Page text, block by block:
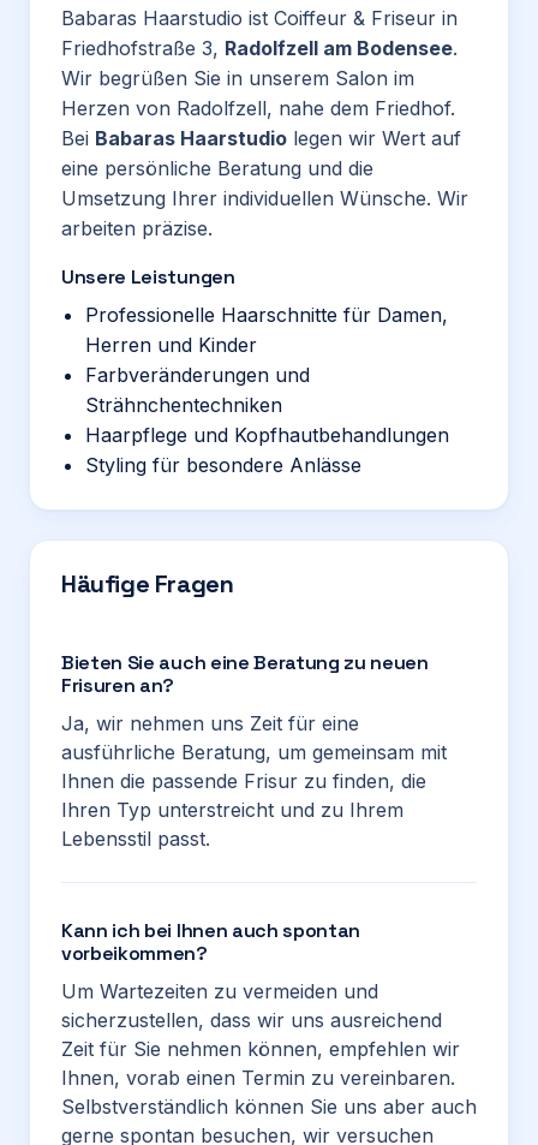
Babaras Haarstudio ist Coiffeur & Friseur in
Friedhofstraße 3, Radolfzell am Bodensee.
Wir begrüßen Sie in unserem Salon im
Herzen von Radolfzell, nahe dem Friedhof.
Bei Babaras Haarstudio legen wir Wert auf
eine persönliche Beratung und die
Umsetzung Ihrer individuellen Wünsche. Wir
arbeiten präzise.
Unsere Leistungen
Professionelle Haarschnitte für Damen,
Herren und Kinder
Farbveränderungen und
Strähnchentechniken
Haarpflege und Kopfhautbehandlungen
Styling für besondere Anlässe
Häufige Fragen
Bieten Sie auch eine Beratung zu neuen
Frisuren an?
Ja, wir nehmen uns Zeit für eine
ausführliche Beratung, um gemeinsam mit
Ihnen die passende Frisur zu finden, die
Ihren Typ unterstreicht und zu Ihrem
Lebensstil passt.
Kann ich bei Ihnen auch spontan
vorbeikommen?
Um Wartezeiten zu vermeiden und
sicherzustellen, dass wir uns ausreichend
Zeit für Sie nehmen können, empfehlen wir
Ihnen, vorab einen Termin zu vereinbaren.
Selbstverständlich können Sie uns aber auch
gerne spontan besuchen, wir versuchen